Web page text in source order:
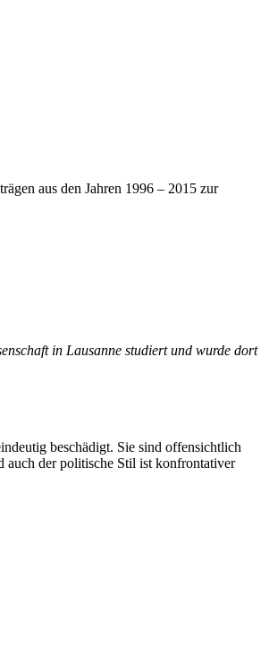
aus den Jahren 1996 – 2015 zur
in Lausanne studiert und wurde dort
beschädigt. Sie sind offensichtlich
auch der politische Stil ist konfrontativer